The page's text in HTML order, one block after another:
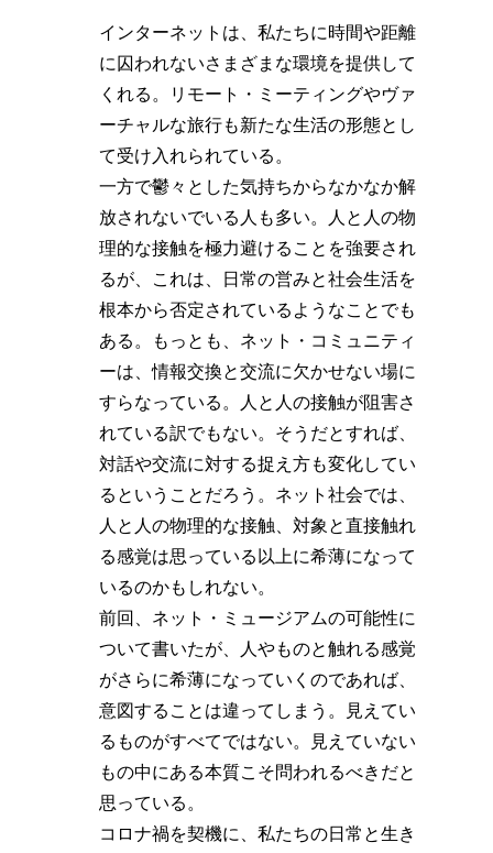
インターネットは、私たちに時間や距離
に囚われないさまざまな環境を提供して
くれる。リモート・ミーティングやヴァ
ーチャルな旅行も新たな生活の形態とし
て受け入れられている。
一方で鬱々とした気持ちからなかなか解
放されないでいる人も多い。人と人の物
理的な接触を極力避けることを強要され
るが、これは、日常の営みと社会生活を
根本から否定されているようなことでも
ある。もっとも、ネット・コミュニティ
ーは、情報交換と交流に欠かせない場に
すらなっている。人と人の接触が阻害さ
れている訳でもない。そうだとすれば、
対話や交流に対する捉え方も変化してい
るということだろう。ネット社会では、
人と人の物理的な接触、対象と直接触れ
る感覚は思っている以上に希薄になって
いるのかもしれない。
前回、ネット・ミュージアムの可能性に
ついて書いたが、人やものと触れる感覚
がさらに希薄になっていくのであれば、
意図することは違ってしまう。見えてい
るものがすべてではない。見えていない
もの中にある本質こそ問われるべきだと
思っている。
コロナ禍を契機に、私たちの日常と生き